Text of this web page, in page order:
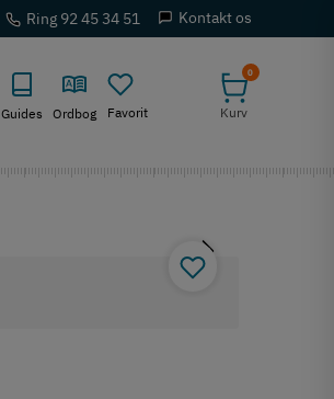
Ring 92 45 34 51 Kontakt os
Guides Ordbog Favorit
0
Kurv